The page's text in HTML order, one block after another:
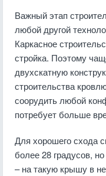
Важный этап
любой другой
Каркасное
стройка. Поэтому
двухскатную
строительства
соорудить любой
потребует больше
Для хорошего схода
более 28 градусов,
– на такую крышу в